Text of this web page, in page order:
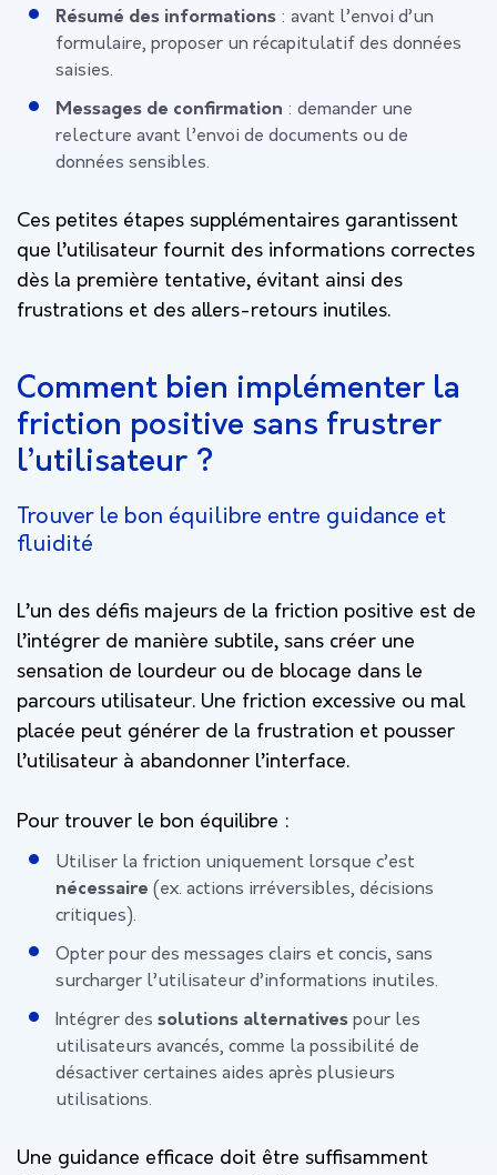
Résumé des informations : avant l’envoi d’un
formulaire, proposer un récapitulatif des données
saisies.
Messages de confirmation : demander une
relecture avant l’envoi de documents ou de
données sensibles.
Ces petites étapes supplémentaires garantissent
que l’utilisateur fournit des informations correctes
dès la première tentative, évitant ainsi des
frustrations et des allers-retours inutiles.
Comment bien implémenter la
friction positive sans frustrer
l’utilisateur ?
Trouver le bon équilibre entre guidance et
fluidité
L’un des défis majeurs de la friction positive est de
l’intégrer de manière subtile, sans créer une
sensation de lourdeur ou de blocage dans le
parcours utilisateur. Une friction excessive ou mal
placée peut générer de la frustration et pousser
l’utilisateur à abandonner l’interface.
Pour trouver le bon équilibre :
Utiliser la friction uniquement lorsque c’est
nécessaire (ex. actions irréversibles, décisions
critiques).
Opter pour des messages clairs et concis, sans
surcharger l’utilisateur d’informations inutiles.
Intégrer des solutions alternatives pour les
utilisateurs avancés, comme la possibilité de
désactiver certaines aides après plusieurs
utilisations.
Une guidance efficace doit être suffisamment